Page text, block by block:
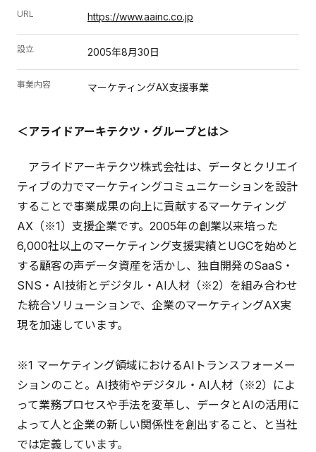
URL https://www.aainc.co.jp
設立 2005年8月30日
事業内容 マーケティングAX支援事業
＜アライドアーキテクツ・グループとは＞
アライドアーキテクツ株式会社は、データとクリエイ
ティブの力でマーケティングコミュニケーションを設計
することで事業成果の向上に貢献するマーケティング
AX（※1）支援企業です。2005年の創業以来培った
6,000社以上のマーケティング支援実績とUGCを始めと
する顧客の声データ資産を活かし、独自開発のSaaS・
SNS・AI技術とデジタル・AI人材（※2）を組み合わせ
た統合ソリューションで、企業のマーケティングAX実
現を加速しています。
※1 マーケティング領域におけるAIトランスフォーメー
ションのこと。AI技術やデジタル・AI人材（※2）によ
って業務プロセスや手法を変革し、データとAIの活用に
よって人と企業の新しい関係性を創出すること、と当社
では定義しています。